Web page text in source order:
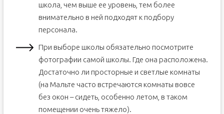
школа, чем выше ее уровень, тем более
внимательно в ней подходят к подбору
персонала.
При выборе школы обязательно посмотрите
фотографии самой школы. Где она расположена.
Достаточно ли просторные и светлые комнаты
(на Мальте часто встречаются комнаты вовсе
без окон – сидеть, особенно летом, в таком
помещении очень тяжело).